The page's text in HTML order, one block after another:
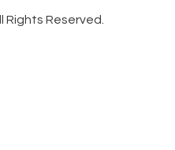
Rights Reserved.